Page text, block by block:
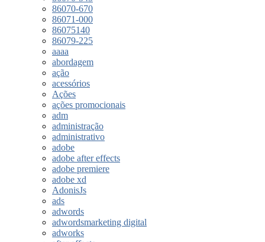
86070-670
86071-000
86075140
86079-225
aaaa
abordagem
ação
acessórios
Ações
ações promocionais
adm
administração
administrativo
adobe
adobe after effects
adobe premiere
adobe xd
AdonisJs
ads
adwords
adwordsmarketing digital
adworks